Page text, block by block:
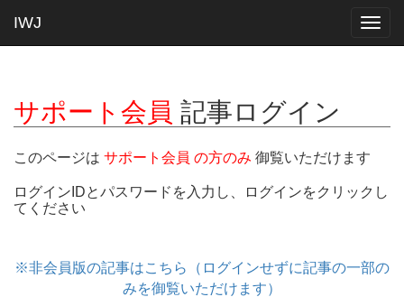
IWJ
サポート会員 記事ログイン
このページは サポート会員 の方のみ 御覧いただけます
ログインIDとパスワードを入力し、ログインをクリックし
てください
※非会員版の記事はこちら（ログインせずに記事の一部の
みを御覧いただけます）